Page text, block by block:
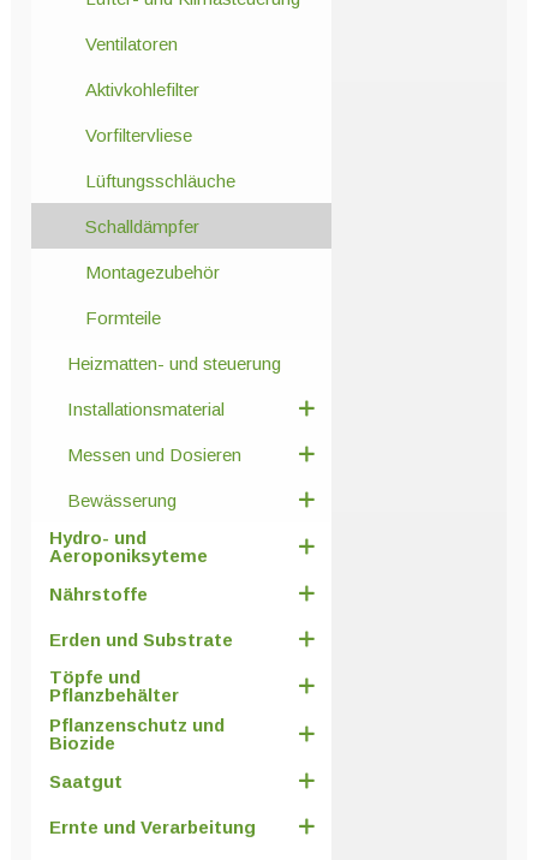
Ventilatoren
Aktivkohlefilter
Vorfiltervliese
Lüftungsschläuche
Schalldämpfer
Montagezubehör
Formteile
Heizmatten- und steuerung
Installationsmaterial
Messen und Dosieren
Bewässerung
Hydro- und
Aeroponiksyteme
Nährstoffe
Erden und Substrate
Töpfe und
Pflanzbehälter
Pflanzenschutz und
Biozide
Saatgut
Ernte und Verarbeitung